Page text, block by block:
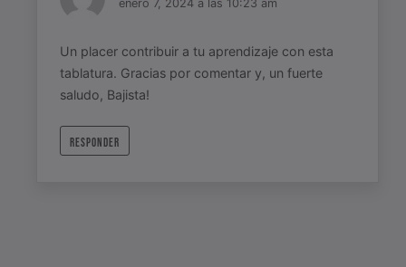
enero 7, 2024 a las 10:23 am
Un placer contribuir a tu aprendizaje con esta
tablatura. Gracias por comentar y, un fuerte
saludo, Bajista!
RESPONDER